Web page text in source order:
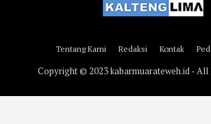
Tentang Kami Redaksi Kontak
Copyright © 2023 kabarmuarateweh.id - All